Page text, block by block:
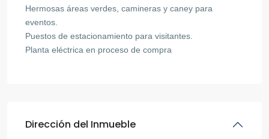
Hermosas áreas verdes, camineras y caney para
eventos.
Puestos de estacionamiento para visitantes.
Planta eléctrica en proceso de compra
Dirección del Inmueble